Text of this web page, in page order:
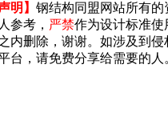
明】 钢结构同盟网站所有
参考， 严禁作为设计标准
内删除，谢谢。如涉及到
台，请免费分享给需要的人